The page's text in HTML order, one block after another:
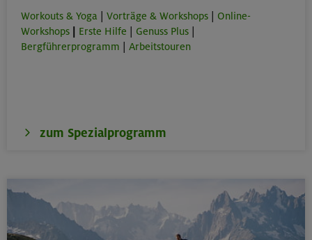
Workouts & Yoga Vorträge & Workshops
Online-
Workshops
Erste Hilfe Genuss Plus
Bergführerprogramm
Arbeitstouren
zum Spezialprogramm